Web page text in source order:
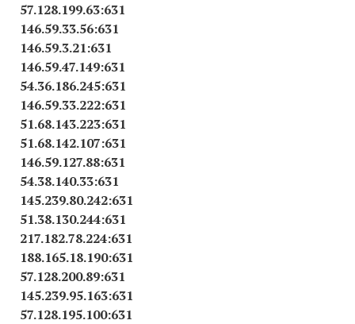
57.128.199.63:631
146.59.33.56:631
146.59.3.21:631
146.59.47.149:631
54.36.186.245:631
146.59.33.222:631
51.68.143.223:631
51.68.142.107:631
146.59.127.88:631
54.38.140.33:631
145.239.80.242:631
51.38.130.244:631
217.182.78.224:631
188.165.18.190:631
57.128.200.89:631
145.239.95.163:631
57.128.195.100:631